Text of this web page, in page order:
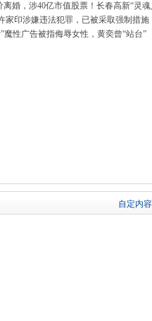
婚，涉40亿市值股票！长春高新“灵魂
家印涉嫌违法犯罪，已被采取强制措施
魔性广告被指侮辱女性，黄奕曾“站台”
自定内容